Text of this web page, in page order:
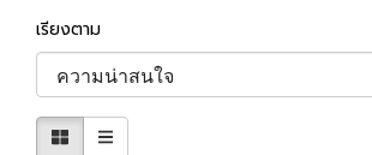
เรียงตาม